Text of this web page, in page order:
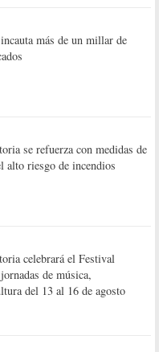
más de un millar de
se refuerza con medidas de
alto riesgo de incendios
celebrará el Festival
de música,
del 13 al 16 de agosto